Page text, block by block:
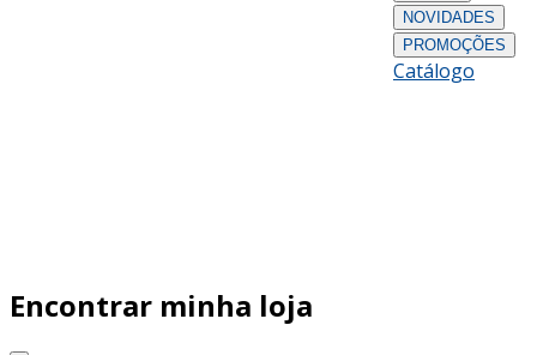
NOVIDADES
PROMOÇÕES
Catálogo
Encontrar minha loja